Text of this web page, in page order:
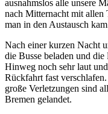
ausnahmslos alle unsere
nach Mitternacht mit allen
man in den Austausch
Nach einer kurzen Nacht
die Busse beladen und
Hinweg noch sehr laut
Rückfahrt fast
große Verletzungen sind
Bremen gelandet.